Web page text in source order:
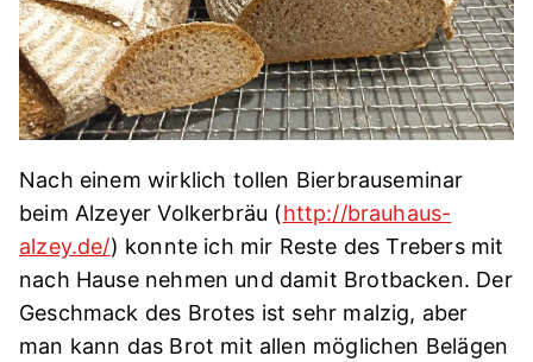
Nach einem wirklich tollen Bierbrauseminar
beim Alzeyer Volkerbräu (http://brauhaus-
alzey.de/) konnte ich mir Reste des Trebers mit
nach Hause nehmen und damit Brotbacken. Der
Geschmack des Brotes ist sehr malzig, aber
man kann das Brot mit allen möglichen Belägen